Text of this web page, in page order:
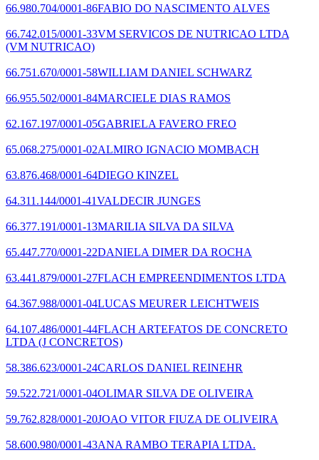
66.980.704/0001-86FABIO DO NASCIMENTO ALVES
66.742.015/0001-33VM SERVICOS DE NUTRICAO LTDA
(VM NUTRICAO)
66.751.670/0001-58WILLIAM DANIEL SCHWARZ
66.955.502/0001-84MARCIELE DIAS RAMOS
62.167.197/0001-05GABRIELA FAVERO FREO
65.068.275/0001-02ALMIRO IGNACIO MOMBACH
63.876.468/0001-64DIEGO KINZEL
64.311.144/0001-41VALDECIR JUNGES
66.377.191/0001-13MARILIA SILVA DA SILVA
65.447.770/0001-22DANIELA DIMER DA ROCHA
63.441.879/0001-27FLACH EMPREENDIMENTOS LTDA
64.367.988/0001-04LUCAS MEURER LEICHTWEIS
64.107.486/0001-44FLACH ARTEFATOS DE CONCRETO
LTDA (J CONCRETOS)
58.386.623/0001-24CARLOS DANIEL REINEHR
59.522.721/0001-04OLIMAR SILVA DE OLIVEIRA
59.762.828/0001-20JOAO VITOR FIUZA DE OLIVEIRA
58.600.980/0001-43ANA RAMBO TERAPIA LTDA.